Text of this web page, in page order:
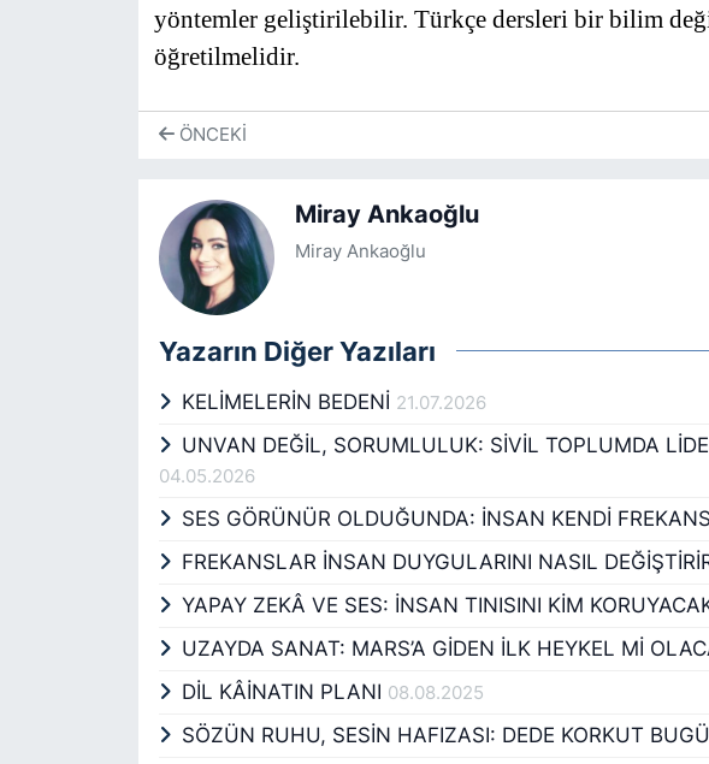
yöntemler geliştirilebilir. Türkçe dersleri bir bilim
öğretilmelidir.
ÖNCEKI
Miray Ankaoğlu
Miray Ankaoğlu
Yazarın Diğer Yazıları
KELİMELERİN BEDENİ 21.07.2026
UNVAN DEĞİL, SORUMLULUK: SİVİL TOPLUMDA
04.05.2026
SES GÖRÜNÜR OLDUĞUNDA: İNSAN KENDİ
FREKANSLAR İNSAN DUYGULARINI NASIL
YAPAY ZEKÂ VE SES: İNSAN TINISINI KİM
UZAYDA SANAT: MARS’A GİDEN İLK HEYKEL Mİ
DİL KÂİNATIN PLANI 08.08.2025
SÖZÜN RUHU, SESİN HAFIZASI: DEDE KORKUT